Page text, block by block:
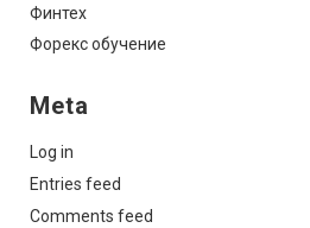
Финтех
Форекс обучение
Meta
Log in
Entries feed
Comments feed